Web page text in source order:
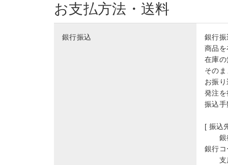
お支払方法・送料
銀行振込
銀行
商品
在庫
その
お振
発注
振込
[ 振込
銀
銀行
支